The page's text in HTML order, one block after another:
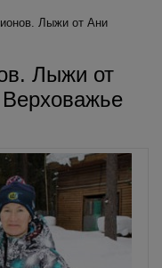
Лыжи от Ани
Лыжи от